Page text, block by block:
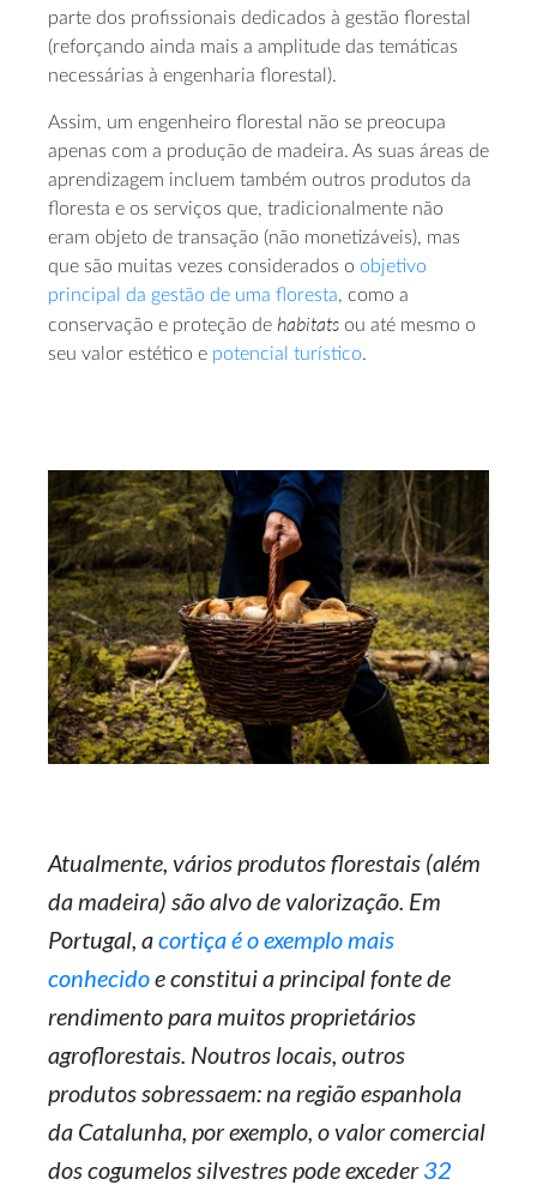
parte dos profissionais dedicados à gestão florestal
(reforçando ainda mais a amplitude das temáticas
necessárias à engenharia florestal).
Assim, um engenheiro florestal não se preocupa
apenas com a produção de madeira. As suas áreas de
aprendizagem incluem também outros produtos da
floresta e os serviços que, tradicionalmente não
eram objeto de transação (não monetizáveis), mas
que são muitas vezes considerados o objetivo
principal da gestão de uma floresta, como a
conservação e proteção de habitats ou até mesmo o
seu valor estético e potencial turístico.
Atualmente, vários produtos florestais (além
da madeira) são alvo de valorização. Em
Portugal, acortiça é o exemplo mais
conhecidoe constitui a principal fonte de
rendimento para muitos proprietários
agroflorestais. Noutros locais, outros
produtos sobressaem: na região espanhola
da Catalunha, por exemplo, o valor comercial
dos cogumelos silvestres pode exceder32